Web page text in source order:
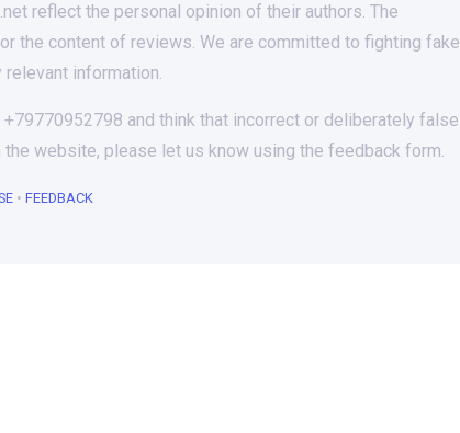
reflect the personal opinion of their authors. The
the content of reviews. We are committed to fighting fake
information.
and think that incorrect or deliberately false
website, please let us know using the feedback form.
• FEEDBACK